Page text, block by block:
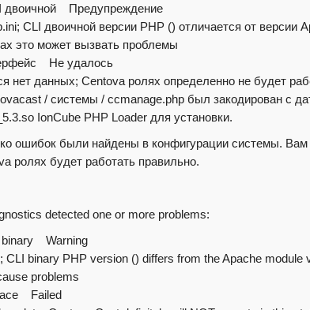
двоичной Предупреждение
CLI двоичной версии PHP () отличается от версии
это может вызвать проблемы
Не удалось
нет данных; Centova ролях определенно не будет
/ системы / ccmanage.php был закодирован с
IonCube PHP Loader для установки.
ошибок были найдены в конфигурации системы. Вам
ролях будет работать правильно.
detected one or more problems:
binary Warning
CLI binary PHP version () differs from the Apache
problems
Failed